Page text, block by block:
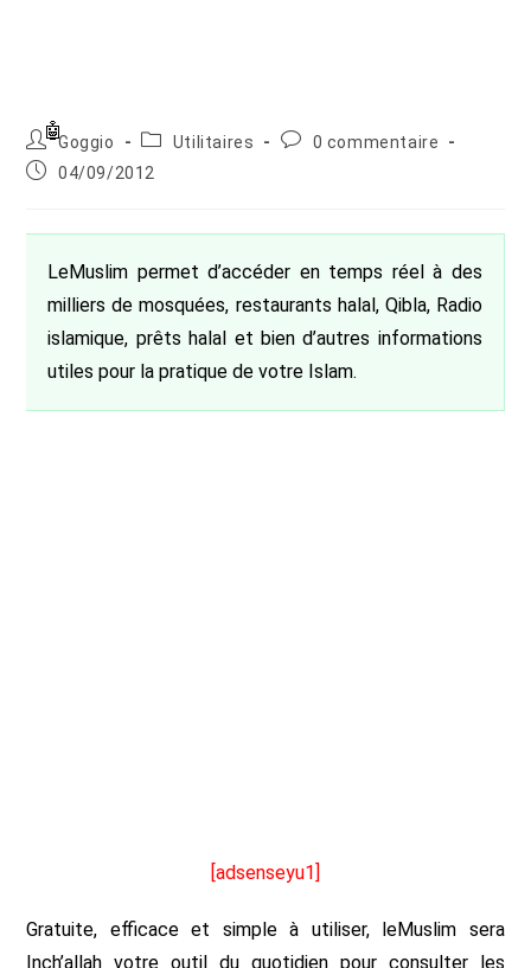
Auteur/autrice
de
la
Goggio
PostUtilitaires
Commentaires
0 commentaire
Publication
04/09/2012
LeMuslim permet d’accéder en temps réel à des
milliers de mosquées, restaurants halal, Qibla, Radio
islamique, prêts halal et bien d’autres informations
utiles pour la pratique de votre Islam.
[adsenseyu1]
Gratuite, efficace et simple à utiliser, leMuslim sera
Inch’allah votre outil du quotidien pour consulter les